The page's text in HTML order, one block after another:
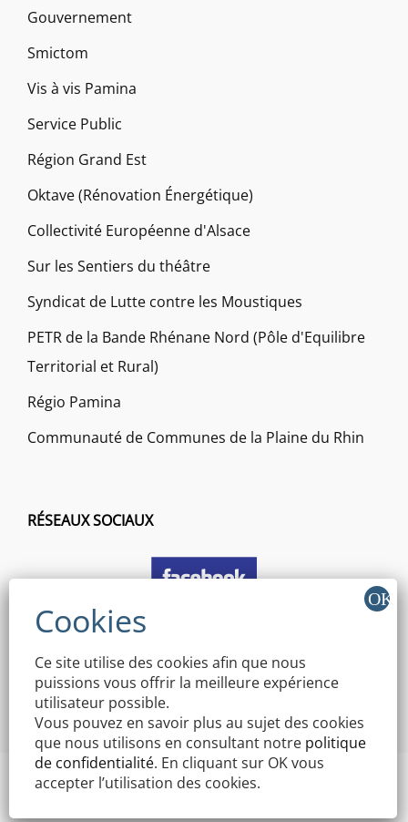
Gouvernement
Smictom
Vis à vis Pamina
Service Public
Région Grand Est
Oktave (Rénovation Énergétique)
Collectivité Européenne d'Alsace
Sur les Sentiers du théâtre
Syndicat de Lutte contre les Moustiques
PETR de la Bande Rhénane Nord (Pôle d'Equilibre
Territorial et Rural)
Régio Pamina
Communauté de Communes de la Plaine du Rhin
RÉSEAUX SOCIAUX
Copyright © 2026 Mairie Mothern | Signify By
Ce site utilise des cookies afin que nous
puissions vous offrir la meilleure expérience
utilisateur possible.
Vous pouvez en savoir plus au sujet des cookies
que nous utilisons en consultant notre politique
de confidentialité. En cliquant sur OK vous
accepter l’utilisation des cookies.